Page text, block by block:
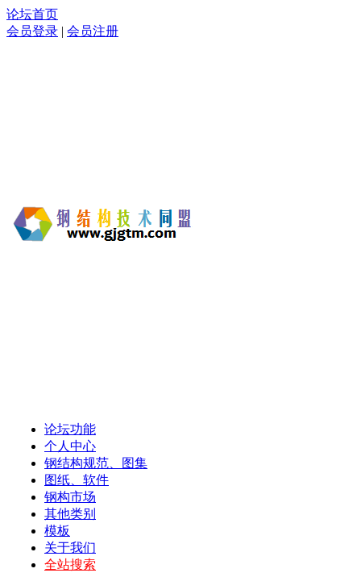
论坛首页
会员登录 | 会员注册
论坛功能
个人中心
钢结构规范、图集
图纸、软件
钢构市场
其他类别
模板
关于我们
全站搜索